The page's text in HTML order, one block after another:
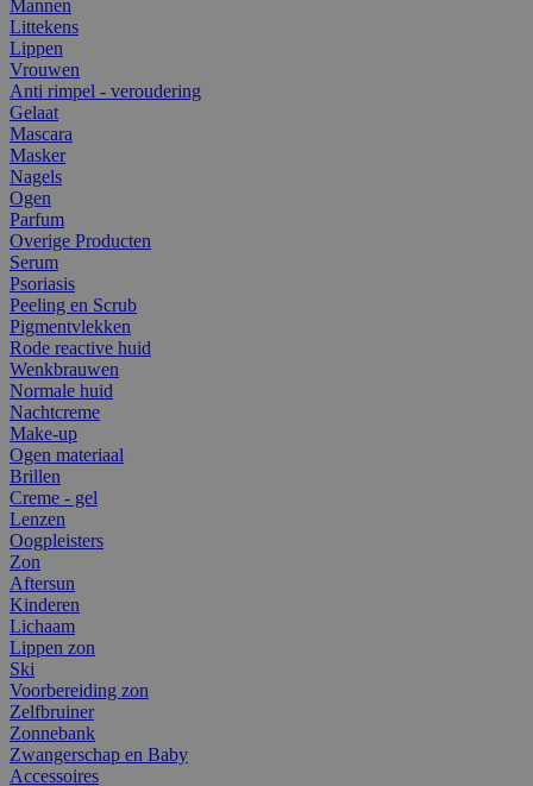
Mannen
Littekens
Lippen
Vrouwen
Anti rimpel - veroudering
Gelaat
Mascara
Masker
Nagels
Ogen
Parfum
Overige Producten
Serum
Psoriasis
Peeling en Scrub
Pigmentvlekken
Rode reactive huid
Wenkbrauwen
Normale huid
Nachtcreme
Make-up
Ogen materiaal
Brillen
Creme - gel
Lenzen
Oogpleisters
Zon
Aftersun
Kinderen
Lichaam
Lippen zon
Ski
Voorbereiding zon
Zelfbruiner
Zonnebank
Zwangerschap en Baby
Accessoires